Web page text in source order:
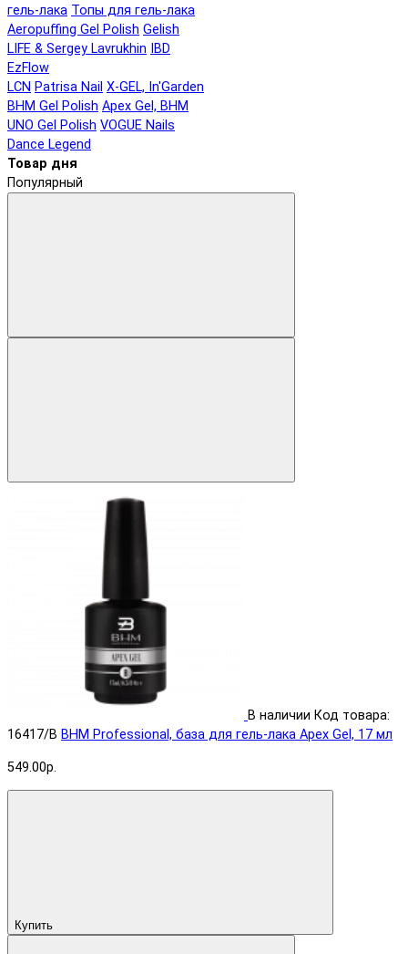
гель-лака Топы для гель-лака
Aeropuffing Gel Polish Gelish
LIFE & Sergey Lavrukhin
IBD
EzFlow
LCN Patrisa Nail X-GEL, In'Garden
BHM Gel Polish Apex Gel, BHM
UNO Gel Polish VOGUE Nails
Dance Legend
Товар дня
Популярный
В наличии Код товара:
16417/B BHM Professional, база для гель-лака Apex Gel, 17 мл
549.00р.
Купить